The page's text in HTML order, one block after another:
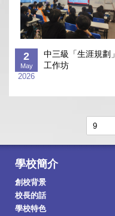
2
May
2026
中三級「生涯規劃」
工作坊
學校簡介
創校背景
校長的話
學校特色